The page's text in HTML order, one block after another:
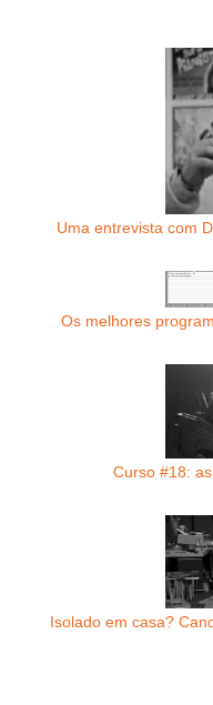
Uma entrevista com
Os melhores
Curso #18:
Isolado em casa?